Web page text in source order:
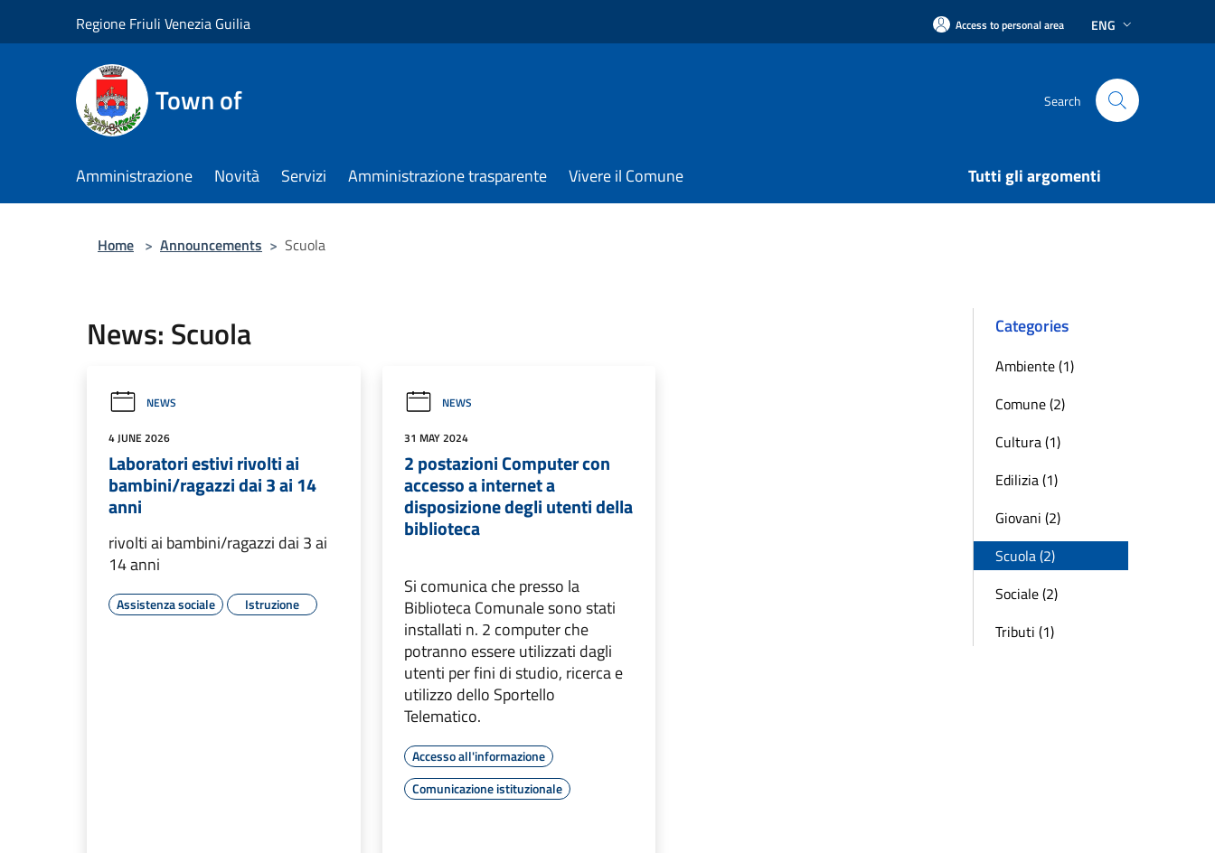
Regione Friuli Venezia Guilia Access to personal area ENG
Town of Search
Amministrazione Novità Servizi Amministrazione trasparente Vivere il Comune Tutti gli argomenti
Home > Announcements > Scuola
News: Scuola
NEWS
4 JUNE 2026
Laboratori estivi rivolti ai
bambini/ragazzi dai 3 ai 14
anni
rivolti ai bambini/ragazzi dai 3 ai
14 anni
Assistenza sociale Istruzione
NEWS
31 MAY 2024
2 postazioni Computer con
accesso a internet a
disposizione degli utenti della
biblioteca
Si comunica che presso la
Biblioteca Comunale sono stati
installati n. 2 computer che
potranno essere utilizzati dagli
utenti per fini di studio, ricerca e
utilizzo dello Sportello
Telematico.
Accesso all'informazione
Comunicazione istituzionale
Categories
Ambiente (1)
Comune (2)
Cultura (1)
Edilizia (1)
Giovani (2)
Scuola (2)
Sociale (2)
Tributi (1)